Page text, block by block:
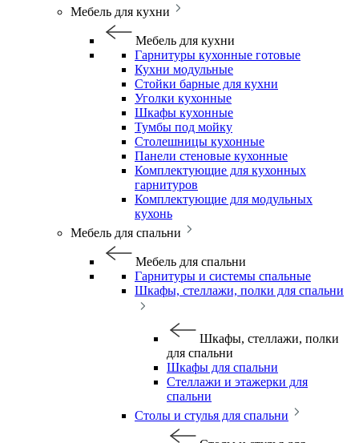
Мебель для кухни
Мебель для кухни
Гарнитуры кухонные готовые
Кухни модульные
Стойки барные для кухни
Уголки кухонные
Шкафы кухонные
Тумбы под мойку
Столешницы кухонные
Панели стеновые кухонные
Комплектующие для кухонных
гарнитуров
Комплектующие для модульных
кухонь
Мебель для спальни
Мебель для спальни
Гарнитуры и системы спальные
Шкафы, стеллажи, полки для спальни
Шкафы, стеллажи, полки
для спальни
Шкафы для спальни
Стеллажи и этажерки для
спальни
Столы и стулья для спальни